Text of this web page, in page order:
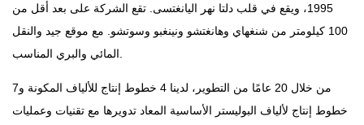
1995، ويقع في قلب دلتا نهر اليانغتسى. تقع الشركة على بعد أقل من
100 كيلومتر من شنغهاي وهانغتشو ونينغبو وسوتشو. مع موقع جيد والنقل
من خلال 20 عامًا من التطوير، لدينا 4 خطوط إنتاج للألياف المكونة و7
خطوط إنتاج لألياف البوليستر الأساسية المعاد تدويرها مع تقنيات وعمليات